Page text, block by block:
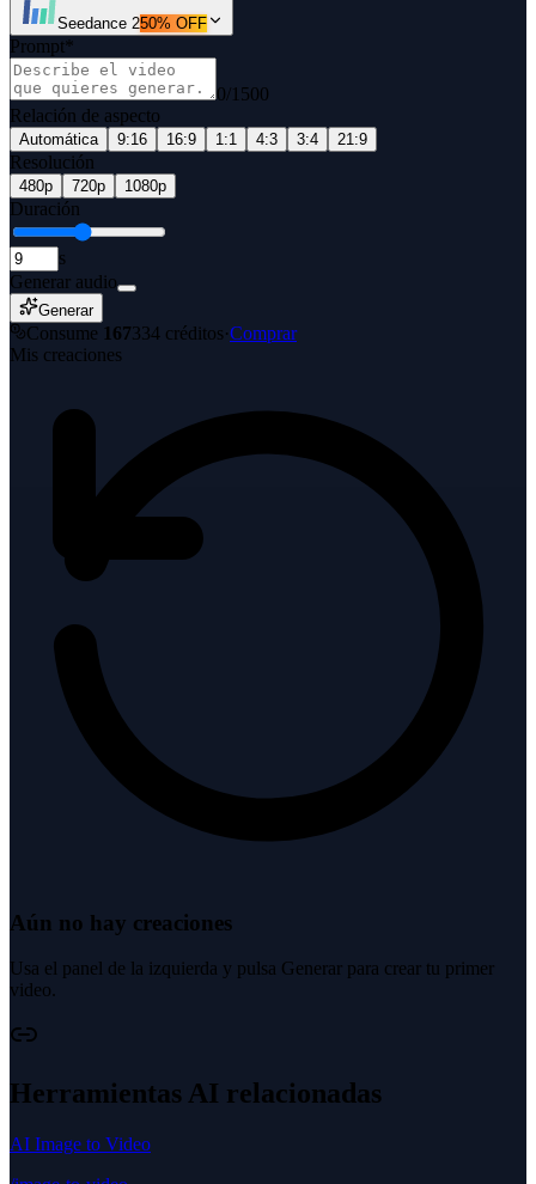
Seedance 250% OFF
Prompt*
0/1500
Relación de aspecto
Automática 9:16 16:9 1:1 4:3 3:4 21:9
Resolución
480p 720p 1080p
Duración
s
Generar audio
Generar
Consume 167334 créditos·Comprar
Mis creaciones
Aún no hay creaciones
Usa el panel de la izquierda y pulsa Generar para crear tu primer
video.
Herramientas AI relacionadas
AI Image to Video